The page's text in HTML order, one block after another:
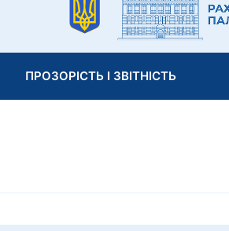
ПРОЗОРІСТЬ І ЗВІТНІСТЬ